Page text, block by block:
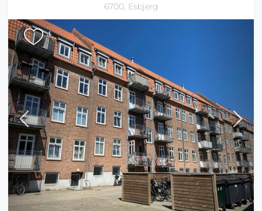
6700, Esbjerg